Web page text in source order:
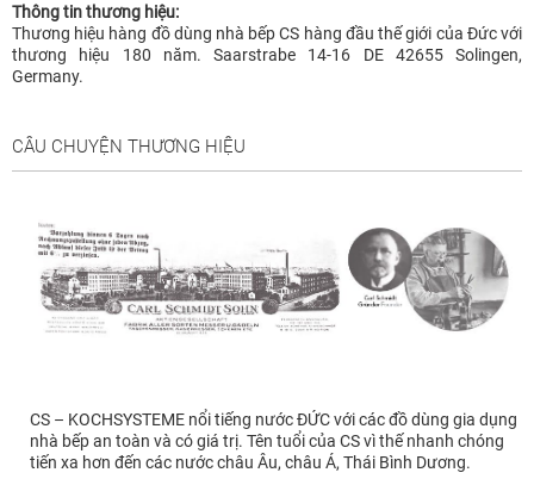
Thông tin thương hiệu:
Thương hiệu hàng đồ dùng nhà bếp CS hàng đầu thế giới của Đức với
thương hiệu 180 năm. Saarstrabe 14-16 DE 42655 Solingen,
Germany.
CÂU CHUYỆN THƯƠNG HIỆU
CS – KOCHSYSTEME nổi tiếng nước ĐỨC với các đồ dùng gia dụng
nhà bếp an toàn và có giá trị. Tên tuổi của CS vì thế nhanh chóng
tiến xa hơn đến các nước châu Âu, châu Á, Thái Bình Dương.